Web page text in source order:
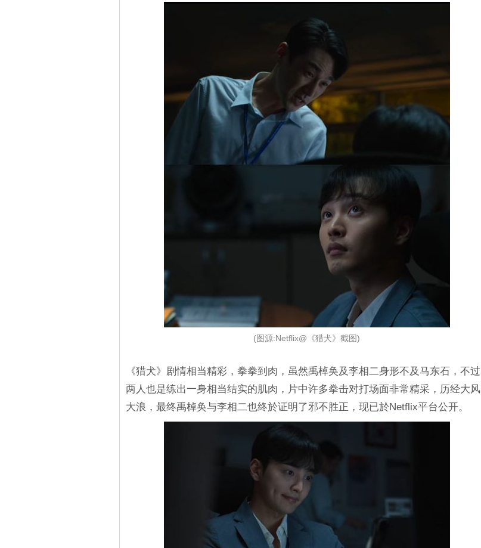
(图源:Netflix@《猎犬》截图)
《猎犬》剧情相当精彩，拳拳到肉，虽然禹棹奂及李相二身形不及马东石，不过
两人也是练出一身相当结实的肌肉，片中许多拳击对打场面非常精采，历经大风
大浪，最终禹棹奂与李相二也终於证明了邪不胜正，现已於Netflix平台公开。